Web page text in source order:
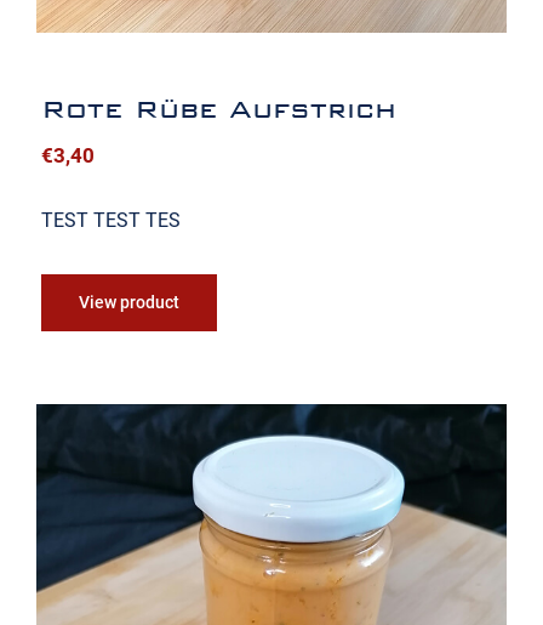
Rote Rübe Aufstrich
€3,40
TEST TEST TES
View product